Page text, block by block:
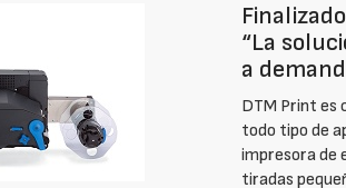
“La
a
DTM Print es
todo tipo de
impresora de
tiradas